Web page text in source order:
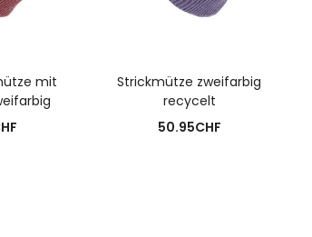
mit
Strickmütze zweifarbig
recycelt
50.95CHF